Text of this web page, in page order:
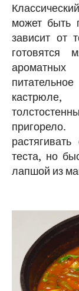
может быть
зависит от
теста, но
лапшой из